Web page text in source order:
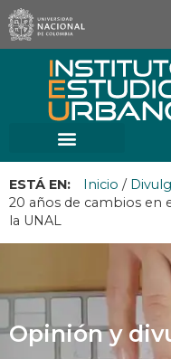
ESTÁ EN: Inicio /
20 años de cambios en
la UNAL
Opinión y